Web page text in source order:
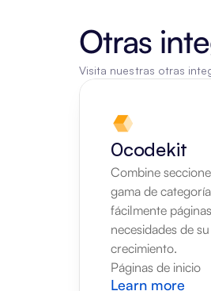
Otras
Visita nuestras otras
0codekit
Combine
gama de
fácilmente
necesidades de
crecimiento.
Páginas de inicio
Learn more